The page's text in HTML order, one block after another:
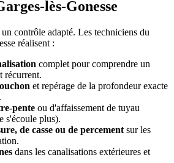
lès-Gonesse
contrôle adapté. Les techniciens du
réalisent :
complet pour comprendre un
récurrent.
et repérage de la profondeur exacte
pente ou d'affaissement de tuyau
s'écoule plus).
de casse ou de percement sur les
dans les canalisations extérieures et